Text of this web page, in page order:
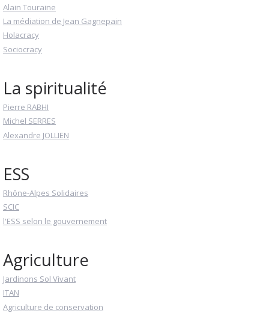
Alain Touraine
La médiation de Jean Gagnepain
Holacracy
Sociocracy
La spiritualité
Pierre RABHI
Michel SERRES
Alexandre JOLLIEN
ESS
Rhône-Alpes Solidaires
SCIC
l'ESS selon le gouvernement
Agriculture
Jardinons Sol Vivant
ITAN
Agriculture de conservation